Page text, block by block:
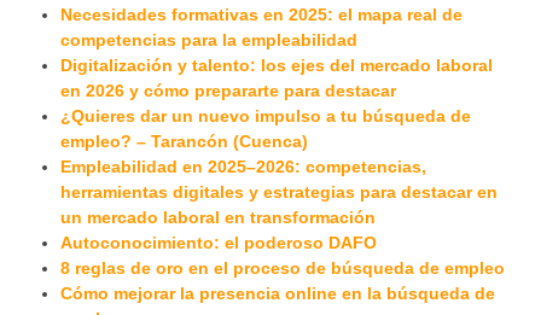
Necesidades formativas en 2025: el mapa real de
competencias para la empleabilidad
Digitalización y talento: los ejes del mercado laboral
en 2026 y cómo prepararte para destacar
¿Quieres dar un nuevo impulso a tu búsqueda de
empleo? – Tarancón (Cuenca)
Empleabilidad en 2025–2026: competencias,
herramientas digitales y estrategias para destacar en
un mercado laboral en transformación
Autoconocimiento: el poderoso DAFO
8 reglas de oro en el proceso de búsqueda de empleo
Cómo mejorar la presencia online en la búsqueda de